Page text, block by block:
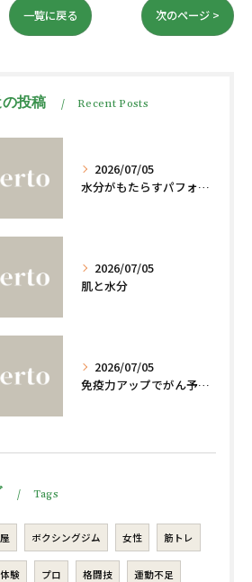
一覧に戻る 次のページ >
投稿 Recent Posts
2026/07/05
水分がもたらすパフォーマンスへの影響
2026/07/05
肌と水分
2026/07/05
免疫力アップでがん予防法
Tags
ボクシングジム 女性 筋トレ
験 プロ 格闘技 運動不足